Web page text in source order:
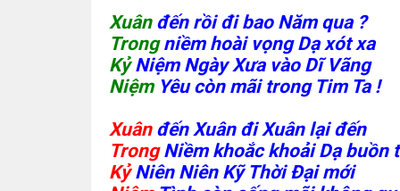
Xuânđến rồi đi bao Năm qua ?
Trongniềm hoài vọng Dạ xót xa
KỷNiệm Ngày Xưa vào Dĩ Vãng
NiệmYêu còn mãi trong Tim Ta !
Xuânđến Xuân đi Xuân lại đến
TrongNiềm khoắc khoải Dạ buồn
KỷNiên Niên Kỹ Thời Đại mới